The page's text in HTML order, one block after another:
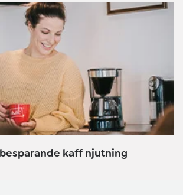
kaff njutning